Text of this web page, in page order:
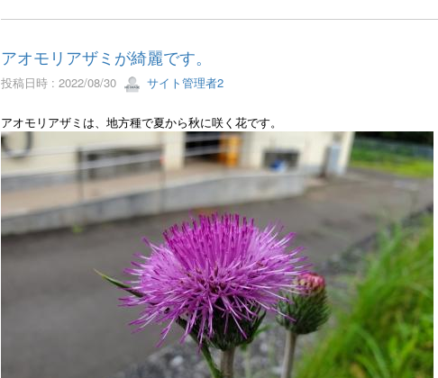
アオモリアザミが綺麗です。
投稿日時 : 2022/08/30 サイト管理者2
アオモリアザミは、地方種で夏から秋に咲く花です。